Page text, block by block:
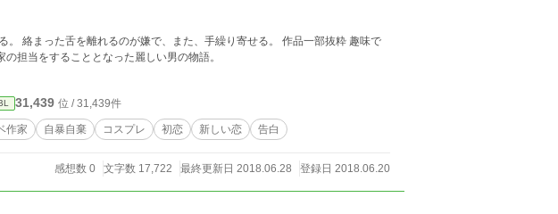
。 絡まった舌を離れるのが嫌で、また、手繰り寄せる。 作品一部抜粋 趣味で
担当をすることとなった麗しい男の物語。
31,439 位 / 31,439件
作家 自暴自棄 コスプレ 初恋 新しい恋 告白
感想数 0 文字数 17,722 最終更新日 2018.06.28 登録日 2018.06.20